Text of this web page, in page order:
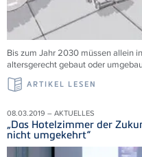
Bis zum Jahr 2030 müssen allein
altersgerecht gebaut oder
ARTIKEL LESEN
08.03.2019 – AKTUELLES
„Das Hotelzimmer der
nicht umgekehrt“